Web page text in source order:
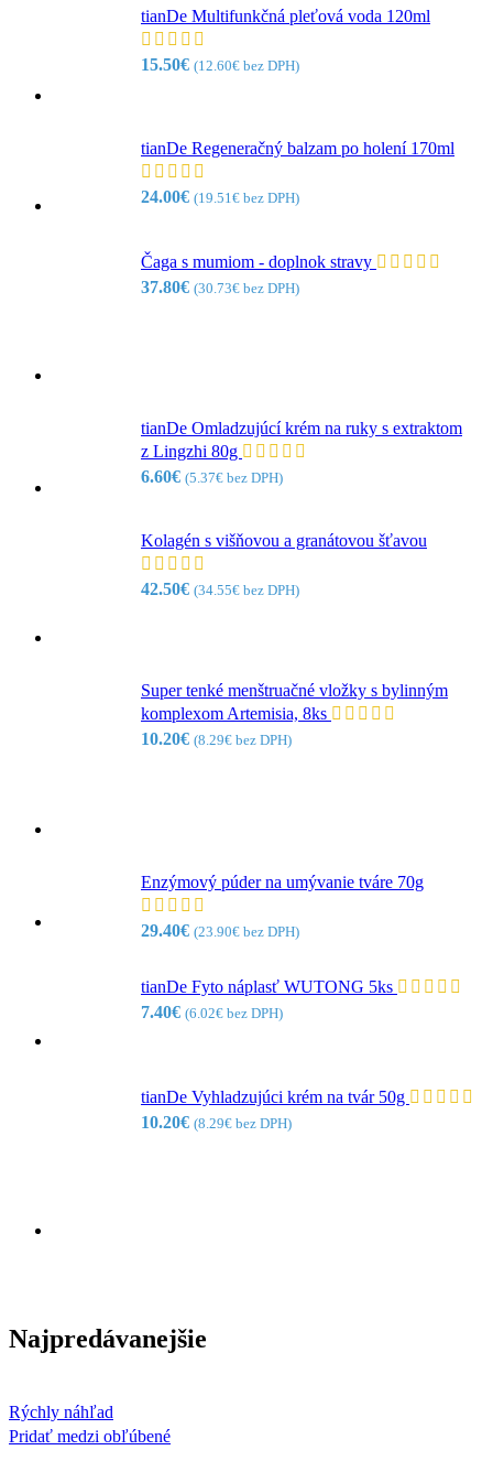
tianDe Multifunkčná pleťová voda 120ml
15.50€ (12.60€ bez DPH)
tianDe Regeneračný balzam po holení 170ml
24.00€ (19.51 € bez DPH)
Čaga s mumiom - doplnok stravy
37.80€ (30.73€ bez DPH)
tianDe Omladzujúcí krém na ruky s extraktom
z Lingzhi 80g
6.60€ (5.37€ bez DPH)
Kolagén s višňovou a granátovou šťavou
42.50€ (34.55€ bez DPH)
Super tenké menštruačné vložky s bylinným
komplexom Artemisia, 8ks
10.20€ (8.29€ bez DPH)
Enzýmový púder na umývanie tváre 70g
29.40€ (23.90€ bez DPH)
tianDe Fyto náplasť WUTONG 5ks
7.40€ (6.02€ bez DPH)
tianDe Vyhladzujúci krém na tvár 50g
10.20€ (8.29€ bez DPH)
Najpredávanejšie
Rýchly náhľad
Pridať medzi obľúbené